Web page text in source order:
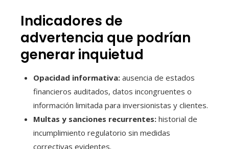
Indicadores de
advertencia que podrían
generar inquietud
Opacidad informativa: ausencia de estados
financieros auditados, datos incongruentes o
información limitada para inversionistas y clientes.
Multas y sanciones recurrentes: historial de
incumplimiento regulatorio sin medidas
correctivas evidentes.